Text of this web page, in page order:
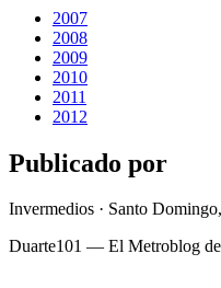
2007
2008
2009
2010
2011
2012
Publicado por
Invermedios · Santo
Duarte101 — El Metroblog